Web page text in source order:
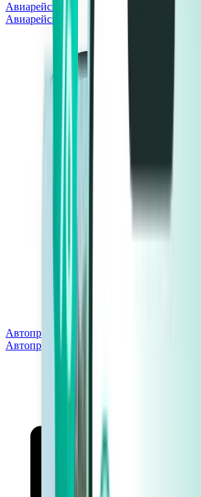
Авиарейсы
Авиарейсы
Автопрокат
Автопрокат